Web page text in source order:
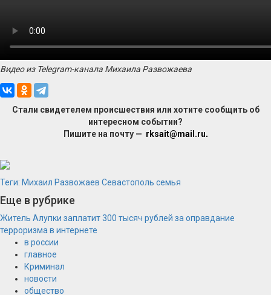
Видео из Telegram-канала Михаила Развожаева
Стали свидетелем происшествия или хотите сообщить об
интересном событии?
Пишите на почту — rksait@mail.ru.
Теги: Михаил Развожаев Севастополь семья
Еще в рубрике
Житель Алупки заплатит 300 тысяч рублей за оправдание
терроризма в интернете
в россии
главное
Криминал
новости
общество